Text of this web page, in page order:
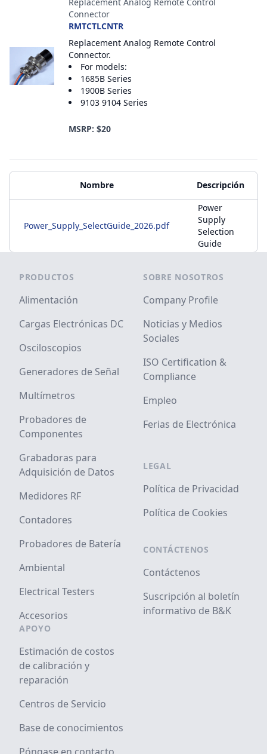
Replacement Analog Remote Control
Connector
RMTCTLCNTR
Replacement Analog Remote Control
Connector.
For models:
1685B Series
1900B Series
9103 9104 Series
MSRP: $20
Materiales adicionales
Nombre Descripción
Power_Supply_SelectGuide_2026.pdf
Power
Supply
Selection
Guide
PRODUCTOS
Alimentación
Cargas Electrónicas DC
Osciloscopios
Generadores de Señal
Multímetros
Probadores de
Componentes
Grabadoras para
Adquisición de Datos
Medidores RF
Contadores
Probadores de Batería
Ambiental
Electrical Testers
Accesorios
APOYO
Estimación de costos
de calibración y
reparación
Centros de Servicio
Base de conocimientos
SOBRE NOSOTROS
Company Profile
Noticias y Medios
Sociales
ISO Certification &
Compliance
Empleo
Ferias de Electrónica
LEGAL
Política de Privacidad
Política de Cookies
CONTÁCTENOS
Contáctenos
Suscripción al boletín
informativo de B&K